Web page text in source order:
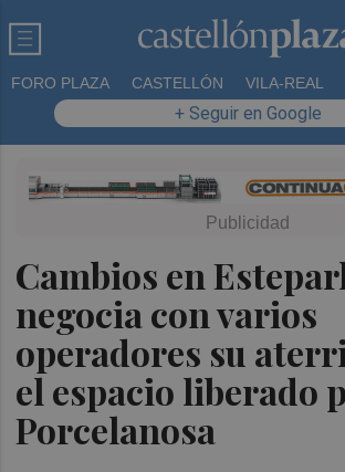
FORO PLAZA CASTELLÓN VILA-REAL
+ Seguir en Google
Cambios en
negocia con varios
operadores su
el espacio liberado
Porcelanosa